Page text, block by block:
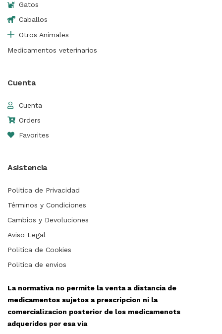
Gatos
Caballos
Otros Animales
Medicamentos veterinarios
Cuenta
Cuenta
Orders
Favorites
Asistencia
Politica de Privacidad
Términos y Condiciones
Cambios y Devoluciones
Aviso Legal
Politica de Cookies
Politica de envios
La normativa no permite la venta a distancia de
medicamentos sujetos a prescripcion ni la
comercializacion posterior de los medicamenots
adqueridos por esa via